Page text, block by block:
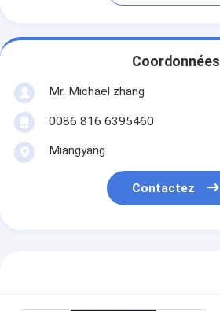
Coordonnées
Mr. Michael zhang
0086 816 6395460
Miangyang
Contactez